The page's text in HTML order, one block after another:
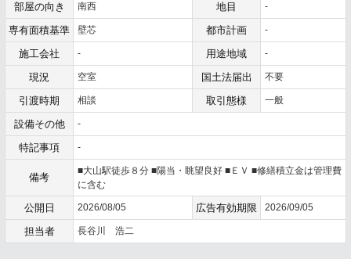
部屋の向き 南西 地目 -
専有面積基準 壁芯 都市計画 -
施工会社 - 用途地域 -
現況 空室 国土法届出 不要
引渡時期 相談 取引態様 一般
設備その他 -
特記事項 -
備考
■大山駅徒歩８分 ■陽当・眺望良好 ■ＥＶ ■修繕積立金は管理費
に含む
公開日 2026/08/05 広告有効期限 2026/09/05
担当者 長谷川 浩二